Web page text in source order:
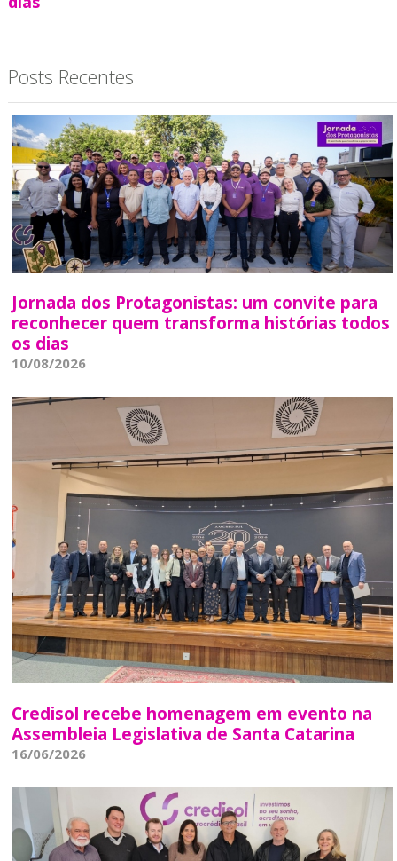
Posts Recentes
Jornada dos Protagonistas: um convite para
reconhecer quem transforma histórias todos
os dias
10/08/2026
Credisol recebe homenagem em evento na
Assembleia Legislativa de Santa Catarina
16/06/2026